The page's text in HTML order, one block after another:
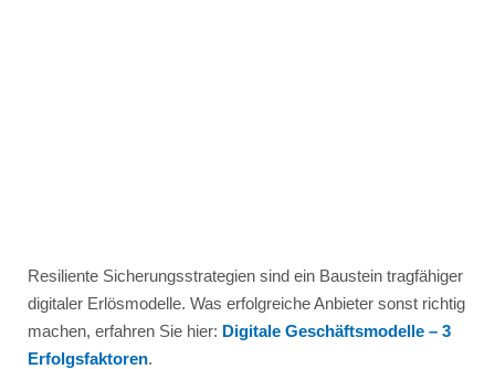
Resiliente Sicherungsstrategien sind ein Baustein tragfähiger
digitaler Erlösmodelle. Was erfolgreiche Anbieter sonst richtig
machen, erfahren Sie hier: Digitale Geschäftsmodelle – 3
Erfolgsfaktoren.